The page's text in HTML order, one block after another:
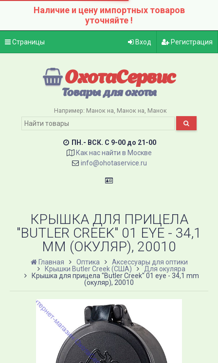
Наличие и цену импортных товаров
уточняйте !
Страницы Вход Регистрация
ОхотаСервис
Товары для охоты
Например: Манок на Манок на Манок
ПН.- ВСК. C 9-00 до 21-00
Как нас найти в Москве
info@ohotaservice.ru
КРЫШКА ДЛЯ ПРИЦЕЛА
"BUTLER CREEK" 01 EYE - 34,1
MM (ОКУЛЯР), 20010
Главная Оптика
Аксессуары для оптики
Крышки Butler Creek (США)
Для окуляра
Крышка для прицела "Butler Creek" 01 eye - 34,1 mm
(окуляр), 20010